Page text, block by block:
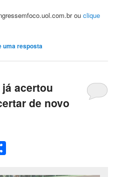
ouclique
uma resposta
acertou
de novo